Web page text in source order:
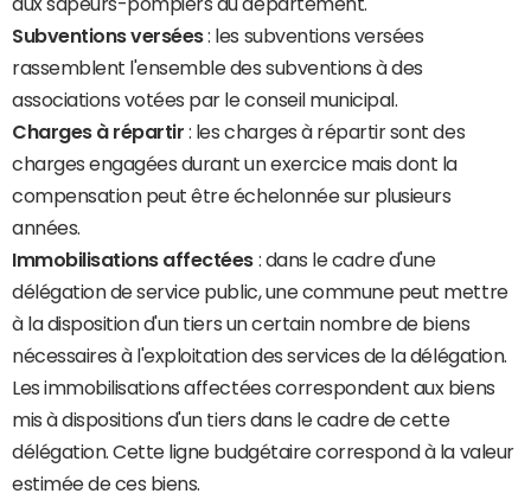
aux sapeurs-pompiers du département.
Subventions versées: les subventions versées
rassemblent l'ensemble des subventions à des
associations votées par le conseil municipal.
Charges à répartir : les charges à répartir sont des
charges engagées durant un exercice mais dont la
compensation peut être échelonnée sur plusieurs
années.
Immobilisations affectées : dans le cadre d'une
délégation de service public, une commune peut mettre
à la disposition d'un tiers un certain nombre de biens
nécessaires à l'exploitation des services de la délégation.
Les immobilisations affectées correspondent aux biens
mis à dispositions d'un tiers dans le cadre de cette
délégation. Cette ligne budgétaire correspond à la valeur
estimée de ces biens.